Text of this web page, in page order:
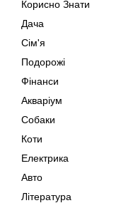
Корисно Знати
Дача
Сім'я
Подорожі
Фінанси
Акваріум
Собаки
Коти
Електрика
Авто
Література